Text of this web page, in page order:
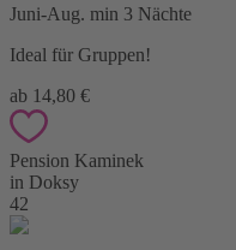
Juni-Aug. min 3 Nächte
Ideal für Gruppen!
ab 14,80 €
Pension Kaminek
in Doksy
42